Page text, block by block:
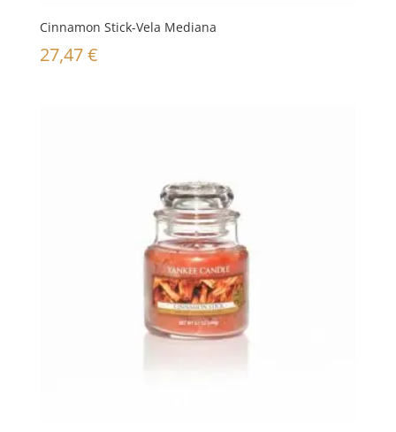
Cinnamon Stick-Vela Mediana
27,47€